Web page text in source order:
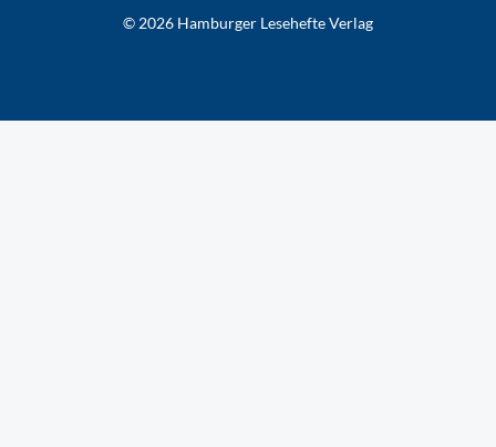
© 2026 Hamburger Lesehefte Verlag